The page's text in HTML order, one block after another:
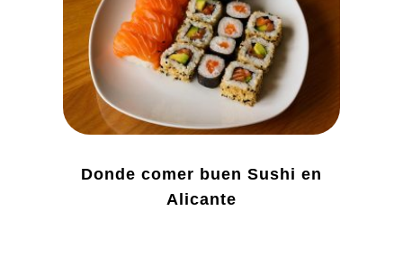
Donde comer buen Sushi en
Alicante